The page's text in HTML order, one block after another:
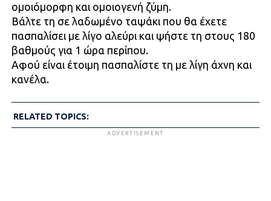
ομοιόμορφη και ομοιογενή ζύμη.
Βάλτε τη σε λαδωμένο ταψάκι που θα έχετε
πασπαλίσει με λίγο αλεύρι και ψήστε τη στους 180
βαθμούς για 1 ώρα περίπου.
Αφού είναι έτοιμη πασπαλίστε τη με λίγη άχνη και
κανέλα.
RELATED TOPICS:
ADVERTISEMENT